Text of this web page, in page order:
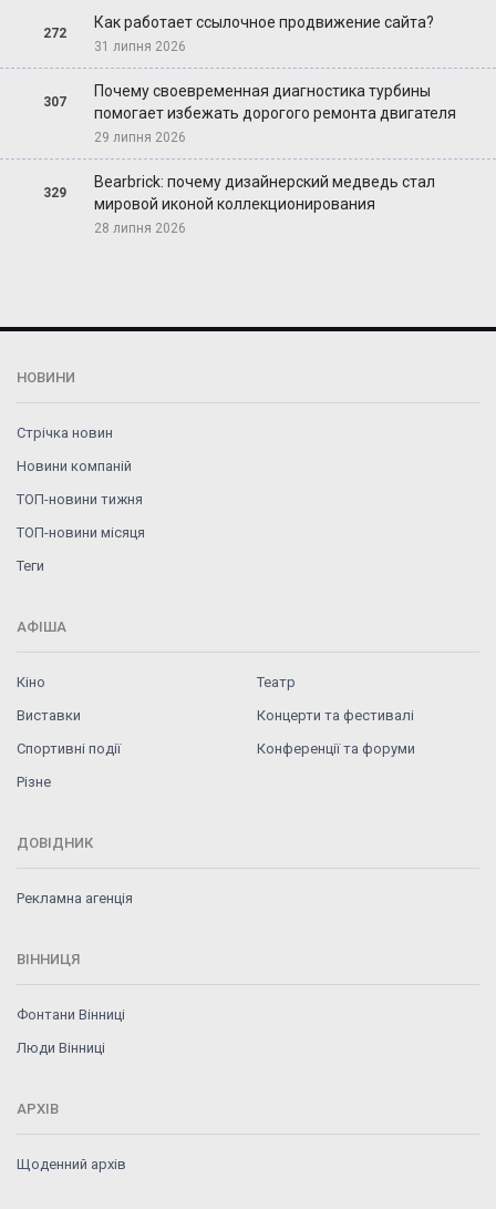
272
Как работает ссылочное продвижение сайта?
31 липня 2026
307
Почему своевременная диагностика турбины
помогает избежать дорогого ремонта двигателя
29 липня 2026
329
Bearbrick: почему дизайнерский медведь стал
мировой иконой коллекционирования
28 липня 2026
НОВИНИ
Стрічка новин
Новини компаній
ТОП-новини тижня
ТОП-новини місяця
Теги
АФІША
Кіно
Театр
Виставки
Концерти та фестивалі
Спортивні події
Конференції та форуми
Різне
ДОВІДНИК
Рекламна агенція
ВІННИЦЯ
Фонтани Вінниці
Люди Вінниці
АРХІВ
Щоденний архів